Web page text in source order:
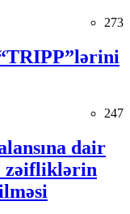
273
247
dair
zəifliklərin